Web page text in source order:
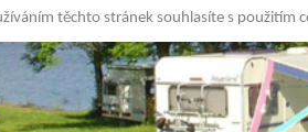
těchto stránek souhlasíte s použitím